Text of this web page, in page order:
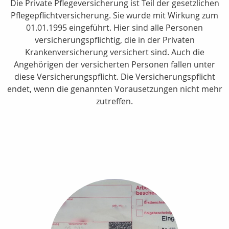
Die Private Pflegeversicherung ist Teil der gesetzlichen
Pflegepflichtversicherung. Sie wurde mit Wirkung zum
01.01.1995 eingeführt. Hier sind alle Personen
versicherungspflichtig, die in der Privaten
Krankenversicherung versichert sind. Auch die
Angehörigen der versicherten Personen fallen unter
diese Versicherungspflicht. Die Versicherungspflicht
endet, wenn die genannten Vorausetzungen nicht mehr
zutreffen.